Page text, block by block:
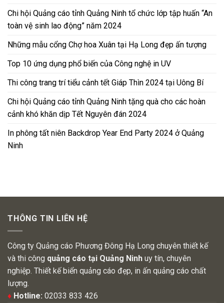
Chi hội Quảng cáo tỉnh Quảng Ninh tổ chức lớp tập huấn “An
toàn vệ sinh lao động” năm 2024
Những mẫu cổng Chợ hoa Xuân tại Hạ Long đẹp ấn tượng
Top 10 ứng dụng phổ biến của Công nghệ in UV
Thi công trang trí tiểu cảnh tết Giáp Thìn 2024 tại Uông Bí
Chi hội Quảng cáo tỉnh Quảng Ninh tặng quà cho các hoàn
cảnh khó khăn dịp Tết Nguyên đán 2024
In phông tất niên Backdrop Year End Party 2024 ở Quảng
Ninh
THÔNG TIN LIÊN HỆ
Công ty Quảng cáo Phương Đông Hạ Long chuyên thiết kế
và thi công quảng cáo tại Quảng Ninh uy tín, chuyên
nghiệp. Thiết kế biển quảng cáo đẹp, in ấn quảng cáo chất
lượng.
♦ Hotline: 02033 833 426